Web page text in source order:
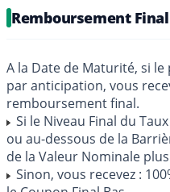
Remboursement Final
A la Date de Maturité, si
par anticipation, vous
remboursement final.
Si le Niveau Final du
ou au-dessous de la
de la Valeur Nominale
Sinon, vous recevez :